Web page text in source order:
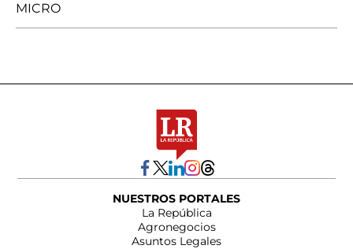
MICRO
NUESTROS PORTALES
La República
Agronegocios
Asuntos Legales